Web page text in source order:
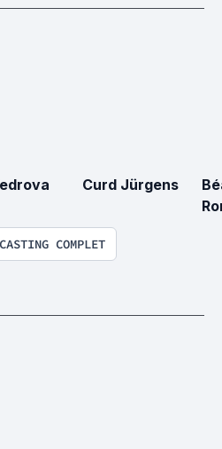
Curd Jürgens
COMPLET